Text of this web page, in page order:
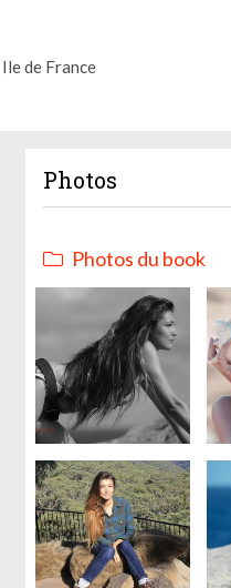
Ile de France
Photos
Photos du book